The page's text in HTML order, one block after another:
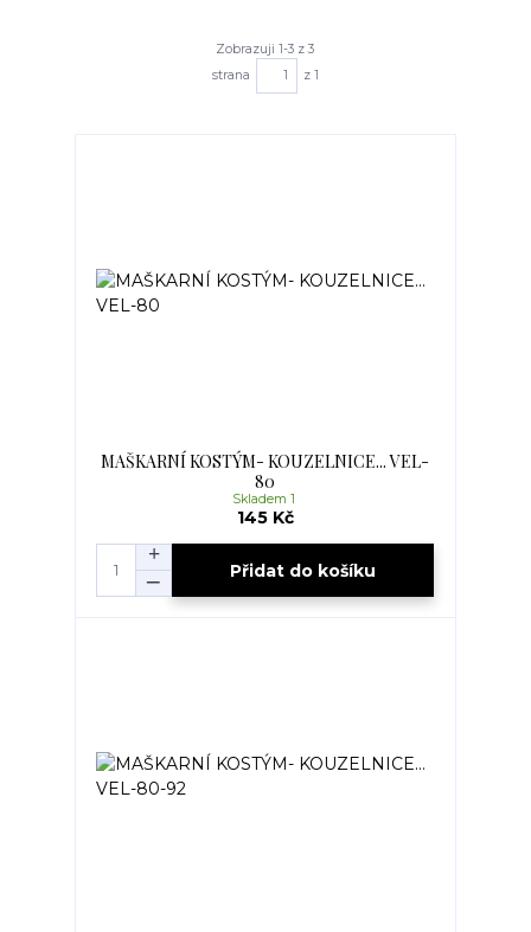
Zobrazuji 1-3 z 3
strana
z 1
MAŠKARNÍ KOSTÝM- KOUZELNICE... VEL-
80
145 Kč
Skladem 1
Přidat do košíku